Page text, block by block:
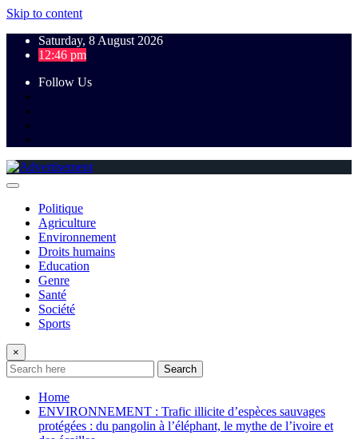
Skip to content
Saturday, 8 August 2026
12:46 pm
Follow Us
Politique
Agriculture
Environnement
Droits humains
Education
Genre
Santé
Société
Sports
×
Search
Home
ENVIRONNEMENT : Trafic illicite d’espèces sauvages
protégées : du pangolin à l’éléphant, le mythe de l’ivoire et